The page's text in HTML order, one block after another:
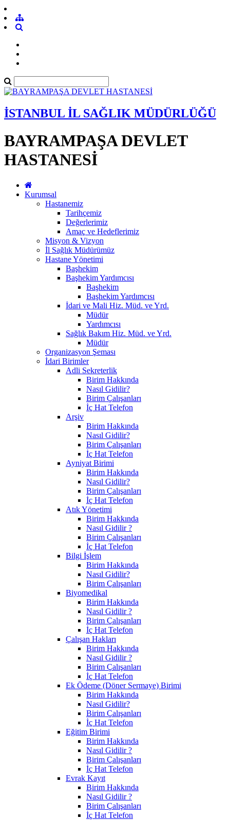
İSTANBUL İL SAĞLIK MÜDÜRLÜĞÜ
BAYRAMPAŞA DEVLET
HASTANESİ
Kurumsal
Hastanemiz
Tarihçemiz
Değerlerimiz
Amaç ve Hedeflerimiz
Misyon & Vizyon
İl Sağlık Müdürümüz
Hastane Yönetimi
Başhekim
Başhekim Yardımcısı
Başhekim
Başhekim Yardımcısı
İdari ve Mali Hiz. Müd. ve Yrd.
Müdür
Yardımcısı
Sağlık Bakım Hiz. Müd. ve Yrd.
Müdür
Organizasyon Şeması
İdari Birimler
Adli Sekreterlik
Birim Hakkında
Nasıl Gidilir?
Birim Çalışanları
İç Hat Telefon
Arşiv
Birim Hakkında
Nasıl Gidilir?
Birim Çalışanları
İç Hat Telefon
Ayniyat Birimi
Birim Hakkında
Nasıl Gidilir?
Birim Çalışanları
İç Hat Telefon
Atık Yönetimi
Birim Hakkında
Nasıl Gidilir ?
Birim Çalışanları
İç Hat Telefon
Bilgi İşlem
Birim Hakkında
Nasıl Gidilir?
Birim Çalışanları
Biyomedikal
Birim Hakkında
Nasıl Gidilir ?
Birim Çalışanları
İç Hat Telefon
Çalışan Hakları
Birim Hakkında
Nasıl Gidilir ?
Birim Çalışanları
İç Hat Telefon
Ek Ödeme (Döner Sermaye) Birimi
Birim Hakkında
Nasıl Gidilir?
Birim Çalışanları
İç Hat Telefon
Eğitim Birimi
Birim Hakkında
Nasıl Gidilir ?
Birim Çalışanları
İç Hat Telefon
Evrak Kayıt
Birim Hakkında
Nasıl Gidilir ?
Birim Çalışanları
İç Hat Telefon